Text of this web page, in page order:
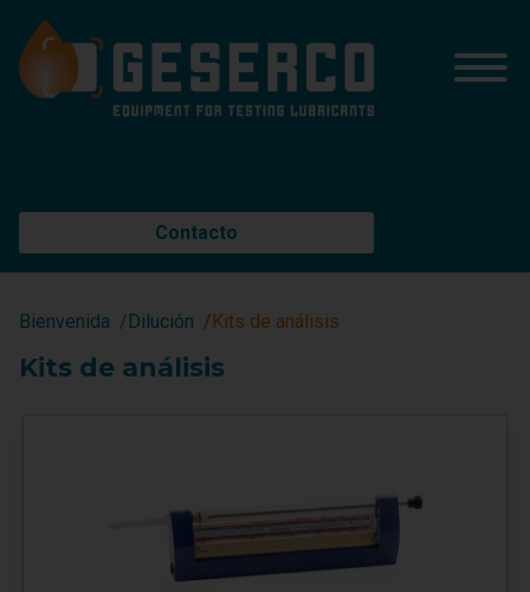
Contacto
Bienvenida Dilución Kits de análisis
Kits de análisis